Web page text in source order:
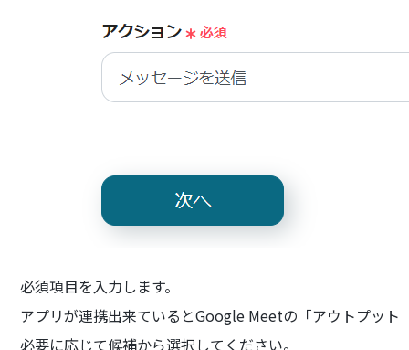
必須項目を入力します。
アプリが連携出来ているとGoogle Meetの「アウトプット
必要に応じて候補から選択してください。